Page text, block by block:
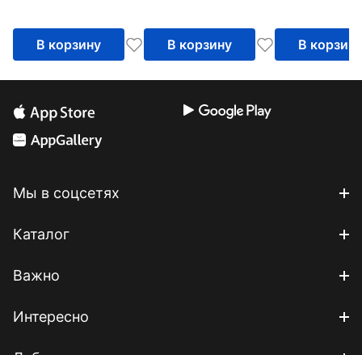
В корзину В корзину В корзину
Мы в соцсетях
Каталог
Важно
Интересно